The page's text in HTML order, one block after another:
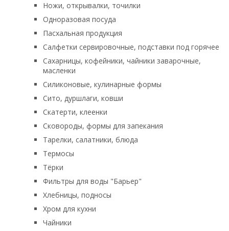
Ножи, открывалки, точилки
Одноразовая посуда
Пасхальная продукция
Салфетки сервировочные, подставки под горячее
Сахарницы, кофейники, чайники заварочные,
масленки
Силиконовые, кулинарные формы
Сито, дуршлаги, ковши
Скатерти, клеенки
Сковороды, формы для запекания
Тарелки, салатники, блюда
Термосы
Тёрки
Фильтры для воды "Барьер"
Хлебницы, подносы
Хром для кухни
Чайники